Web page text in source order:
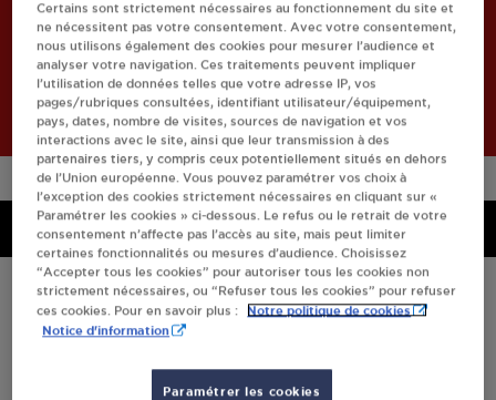
Recherchez un autre revendeur
Retourner à l'accueil
Menu
Certains sont strictement nécessaires au fonctionnement du site et
ne nécessitent pas votre consentement. Avec votre consentement,
nous utilisons également des cookies pour mesurer l’audience et
analyser votre navigation. Ces traitements peuvent impliquer
l’utilisation de données telles que votre adresse IP, vos
pages/rubriques consultées, identifiant utilisateur/équipement,
pays, dates, nombre de visites, sources de navigation et vos
interactions avec le site, ainsi que leur transmission à des
partenaires tiers, y compris ceux potentiellement situés en dehors
de l’Union européenne. Vous pouvez paramétrer vos choix à
l’exception des cookies strictement nécessaires en cliquant sur «
Paramétrer les cookies » ci-dessous. Le refus ou le retrait de votre
consentement n’affecte pas l’accès au site, mais peut limiter
certaines fonctionnalités ou mesures d’audience. Choisissez
“Accepter tous les cookies” pour autoriser tous les cookies non
strictement nécessaires, ou “Refuser tous les cookies” pour refuser
ces cookies. Pour en savoir plus :
Notre politique de cookies
Notice d'information
Paramétrer les cookies